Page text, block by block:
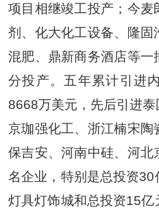
项目相继竣工投产；今麦
剂、化大化工设备、隆固
混肥、鼎新商务酒店等一
分投产。五年累计引进
8668万美元，先后引进
京珈强化工、浙江楠宋
保吉安、河南中硅、河北
名企业，特别是总投资30
灯具灯饰城和总投资15亿